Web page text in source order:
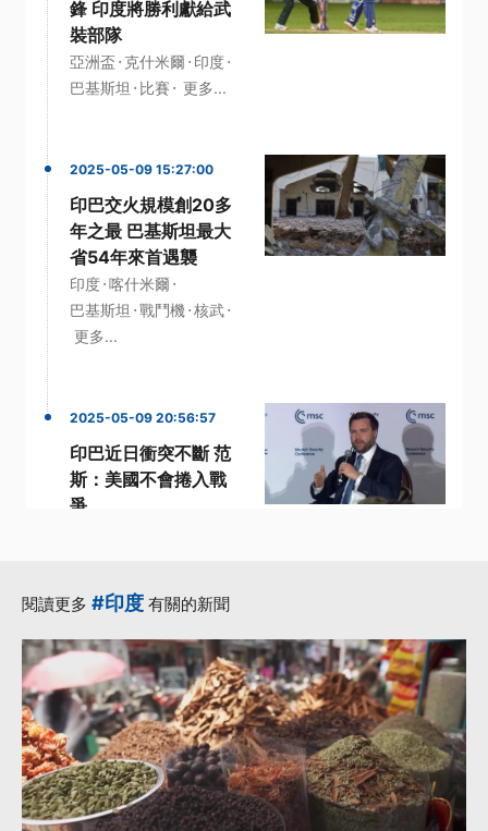
鋒 印度將勝利獻給武
裝部隊
亞洲盃· 克什米爾 · 印度·
巴基斯坦 · 比賽 · 更多...
2025-05-09 15:27:00
印巴交火規模創20多
年之最 巴基斯坦最大
省54年來首遇襲
印度·喀什米爾 ·
巴基斯坦 ·戰鬥機 ·核武·
更多...
2025-05-09 20:56:57
印巴近日衝突不斷 范
斯：美國不會捲入戰
爭
閱讀更多 #印度 有關的新聞